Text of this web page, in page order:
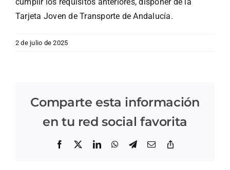
Tarjeta Joven de Transporte de Andalucía.
2 de julio de 2025
Comparte esta información
en tu red social favorita
Facebook LinkedInWhatsApp
Telegram
Correo